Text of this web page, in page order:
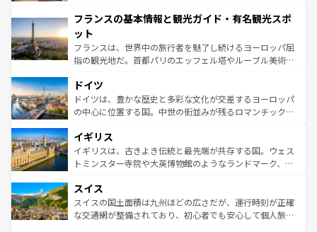
ませてくれるイタリアで、忘れられない旅をしてみよう！
なお、新着のイタリア情報は
しい。
文化が根付くこの国では、情熱的なフラメンコ、熱気あふ
れる闘牛、そして美味しいタパスが生活の一部となってい
る。首都マドリードの洗練された雰囲気や、バルセロナの
アートに溢れた街角から、地方では古代ローマ遺跡や中世
せる。地方によって風土や気候が異なるスペインはその個
性で訪れる人を魅了する。 なお、新着のスペイン情報は コ
ンテンツ一覧を参照してほしい。
フランスの基本情報と観光ガイド・有名観光スポ
ット
フランスは、世界中の旅行者を魅了し続けるヨーロッパ屈
指の観光地だ。首都パリのエッフェル塔やルーブル美術館
で、幅広い魅力が詰まっている。華麗な宮殿、歴史的な大
聖堂、美しいビーチ、そして豊かな自然が、訪れる者を心
から魅了する。また、フランスは美食の国としても知ら
いる。シャンパンの発祥地であるランス、プロヴァンスの
香り高いラベンダー畑など、多彩な楽しみ方が可能だ。さ
らに、パリ以外の地域にも魅力が溢れており、どの街角に
れる地方に足を運ぶとそれぞれで全く異なる文化を体験で
きるだろう。 なお、新着のフランス情報はコンテンツ一覧
を参照してほしい。
ドイツ
ドイツは、豊かな歴史と多彩な文化が交差するヨーロッパ
の中心に位置する国。中世の街並みが残るロマンチック街
顔を持つこの国は、どこを歩いても飽きることがない。ベ
ルリンの文化的活気、バイエルン州のアルプスの絶景、そ
してライン川沿いのワイン畑といった風景は必見。ビール
は、お酒好きな人にはぜひ体験してほしい。 なお、新着の
ドイツ情報はコンテンツ一覧を参照してほしい。
イギリス
イギリスは、古きよき伝統と最先端が共存する国。ウェス
トミンスター寺院や大英博物館のようなランドマーク、歴
リアごとに異なる魅力がある。また、優雅なアフタヌーン
ティー、ビール好きにはたまらない英国パブ、サッカー観
戦など、本場だからこそできる体験も豊富。イギリスを旅
スイス
スイスの国土面積は九州ほどの広さだが、運行時刻が正確
な交通網が整備されており、初心者でも安心して個人旅行